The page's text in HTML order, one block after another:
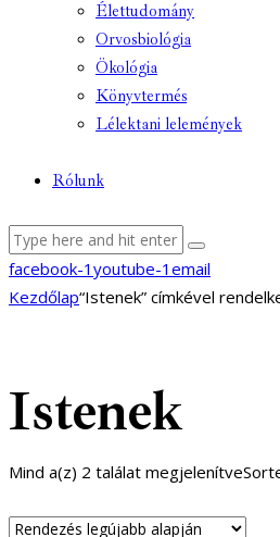
Élettudomány
Orvosbiológia
Ökológia
Könyvtermés
Lélektani lelemények
Rólunk
facebook-1 youtube-1 email
Kezdőlap“Istenek” címkével
Istenek
Mind a(z) 2 találat megjelenítve